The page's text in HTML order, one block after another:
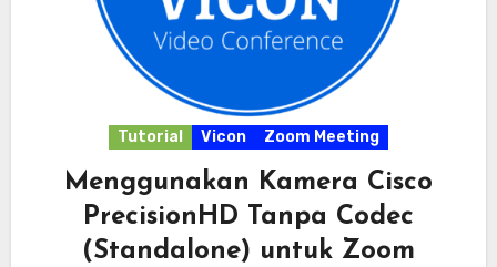
Tutorial Vicon Zoom Meeting
Menggunakan Kamera Cisco
PrecisionHD Tanpa Codec
(Standalone) untuk Zoom